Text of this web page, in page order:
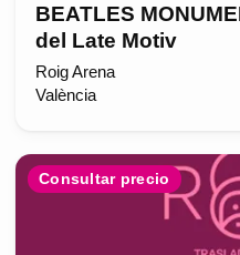
BEATLES
del Late Motiv
Roig Arena
València
Consultar precio